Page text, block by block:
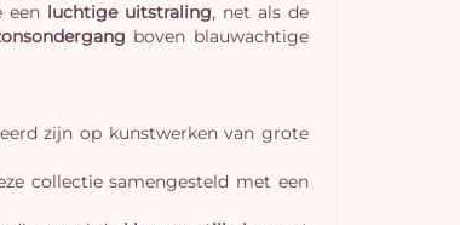
een luchtige uitstraling, net als de
boven blauwachtige
zijn op kunstwerken van grote
collectie samengesteld met een